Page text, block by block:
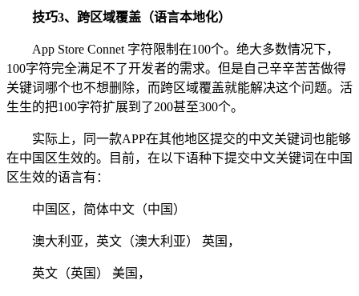
技巧3、跨区域覆盖（语言本地化）
App Store Connet 字符限制在100个。绝大多数情况下，
100字符完全满足不了开发者的需求。但是自己辛辛苦苦做得
关键词哪个也不想删除，而跨区域覆盖就能解决这个问题。活
生生的把100字符扩展到了200甚至300个。
实际上，同一款APP在其他地区提交的中文关键词也能够
在中国区生效的。目前，在以下语种下提交中文关键词在中国
区生效的语言有：
中国区，简体中文（中国）
澳大利亚，英文（澳大利亚） 英国，
英文（英国） 美国，